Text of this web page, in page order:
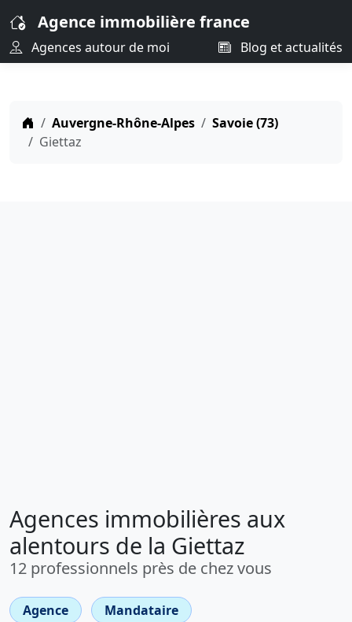
Agence immobilière france
Agences autour de moi Blog et actualités
Auvergne-Rhône-Alpes
Savoie (73)
Giettaz
Agences immobilières aux
alentours de la Giettaz
12 professionnels près de chez vous
Agence
Mandataire